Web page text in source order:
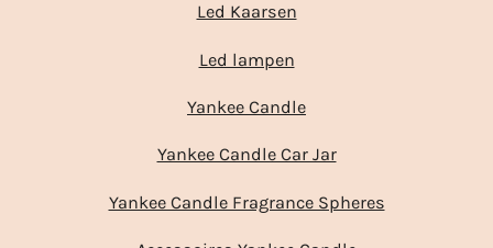
Led Kaarsen
Led lampen
Yankee Candle
Yankee Candle Car Jar
Yankee Candle Fragrance Spheres